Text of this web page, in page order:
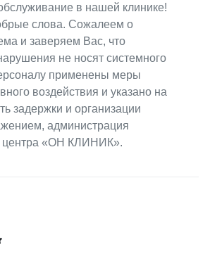
в нашей клинике!
слова. Сожалеем о
и заверяем Вас, что
не носят системного
применены меры
воздействия и указано на
задержки и организации
администрация
центра «ОН КЛИНИК».